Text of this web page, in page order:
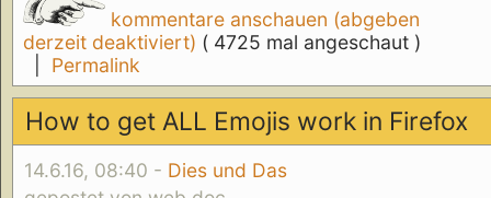
kommentare anschauen (abgeben
derzeit deaktiviert) ( 4725 mal angeschaut )
Permalink
How to get ALL Emojis work in Firefox
14.6.16, 08:40 - Dies und Das